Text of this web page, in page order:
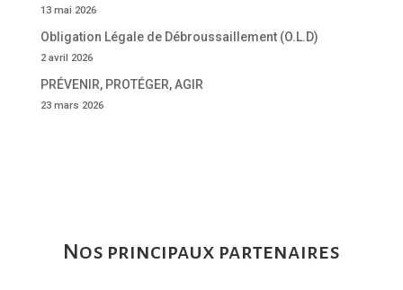
13 mai 2026
Obligation Légale de Débroussaillement (O.L.D)
2 avril 2026
PRÉVENIR, PROTÉGER, AGIR
23 mars 2026
Nos principaux partenaires